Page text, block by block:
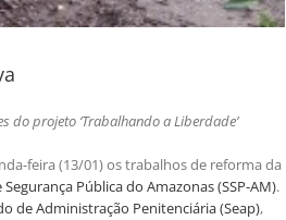
projeto ‘Trabalhando a Liberdade’
feira (13/01) os trabalhos de reforma da
Pública do Amazonas (SSP-AM).
de Administração Penitenciária (Seap),